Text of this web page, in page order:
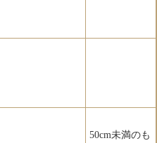
50cm未満のも